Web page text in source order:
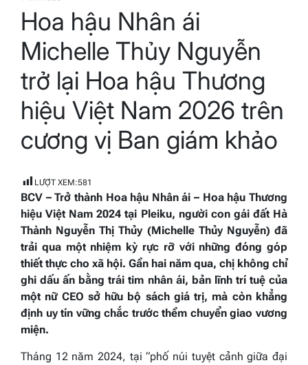
Estimated
read
Hoa hậu Nhân ái
Michelle Thủy Nguyễn
trở lại Hoa hậu Thương
hiệu Việt Nam 2026 trên
cương vị Ban giám khảo
LƯỢT XEM:581
BCV – Trở thành Hoa hậu Nhân ái – Hoa hậu Thương
hiệu Việt Nam 2024 tại Pleiku, người con gái đất Hà
Thành Nguyễn Thị Thủy (Michelle Thủy Nguyễn) đã
trải qua một nhiệm kỳ rực rỡ với những đóng góp
thiết thực cho xã hội. Gần hai năm qua, chị không chỉ
ghi dấu ấn bằng trái tim nhân ái, bản lĩnh trí tuệ của
một nữ CEO sở hữu bộ sách giá trị, mà còn khẳng
định uy tín vững chắc trước thềm chuyển giao vương
miện.
Tháng 12 năm 2024, tại “phố núi tuyệt cảnh giữa đại